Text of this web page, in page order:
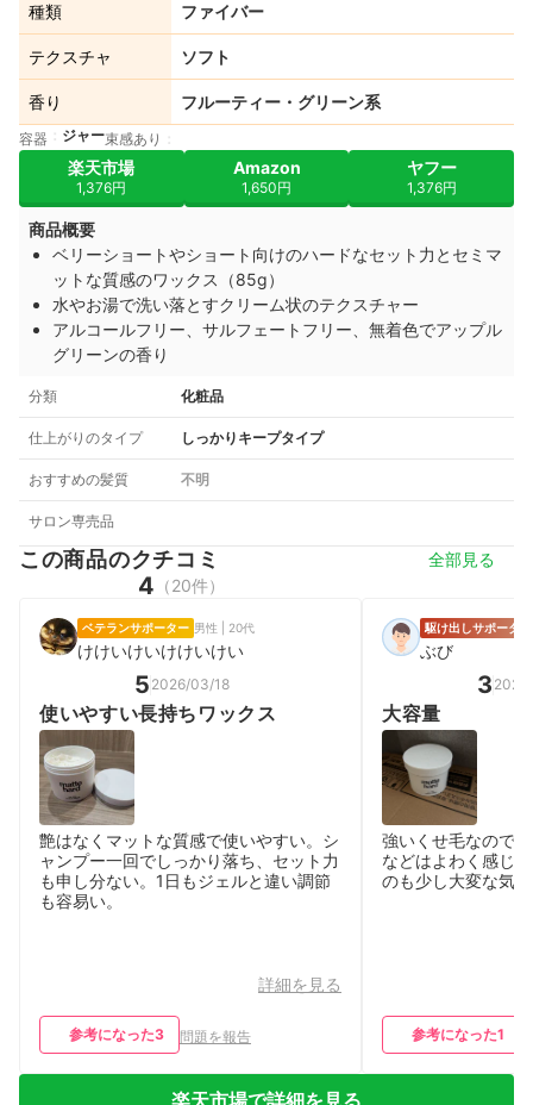
種類 ファイバー
テクスチャ ソフト
香り フルーティー・グリーン系
容器 ジャー束感あり
楽天市場
1,376円
Amazon
1,650円
ヤフー
1,376円
商品概要
ベリーショートやショート向けのハードなセット力とセミマ
ットな質感のワックス（85g）
水やお湯で洗い落とすクリーム状のテクスチャー
アルコールフリー、サルフェートフリー、無着色でアップル
グリーンの香り
分類 化粧品
仕上がりのタイプ しっかりキープタイプ
おすすめの髪質 不明
サロン専売品
この商品のクチコミ 全部見る
4 （20件）
ベテランサポーター 男性 | 20代
けけいけいけけいけい
5 2026/03/18
使いやすい長持ちワックス
艶はなくマットな質感で使いやすい。シ
ャンプー一回でしっかり落ち、セット力
も申し分ない。1日もジェルと違い調節
も容易い。
詳細を見る
参考になった3 問題を報告
駆け出しサポーター
ぶび
3
大容量
強いくせ毛なので
などはよわく感じ
のも少し大変な気
参考になった1